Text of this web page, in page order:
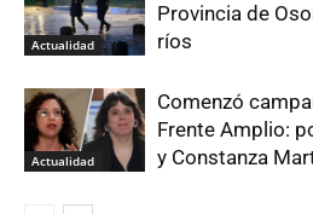
Actualidad
Provincia de
ríos
Actualidad
Comenzó
Frente Amplio:
y Constanza